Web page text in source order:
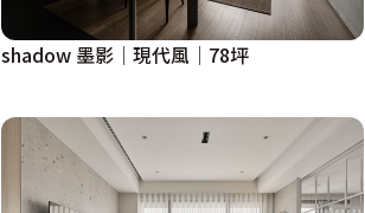
shadow 墨影│現代風│78坪